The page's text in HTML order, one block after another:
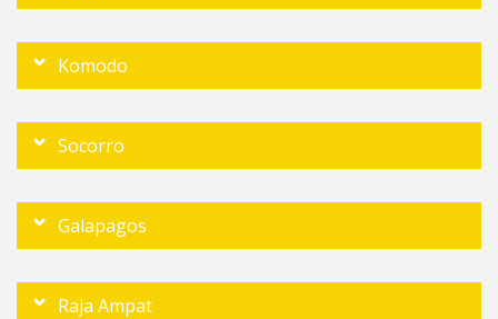
Komodo
Socorro
Galapagos
Raja Ampat